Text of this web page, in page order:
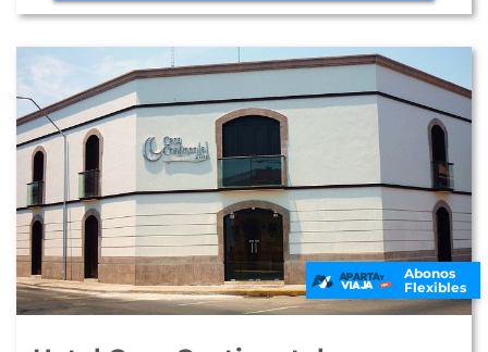
Abonos
Flexibles